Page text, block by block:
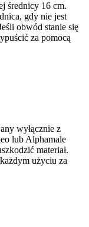
średnicy 16 cm.
gdy nie jest
obwód stanie się
za pomocą
wyłącznie z
lub Alphamale
materiał.
użyciu za